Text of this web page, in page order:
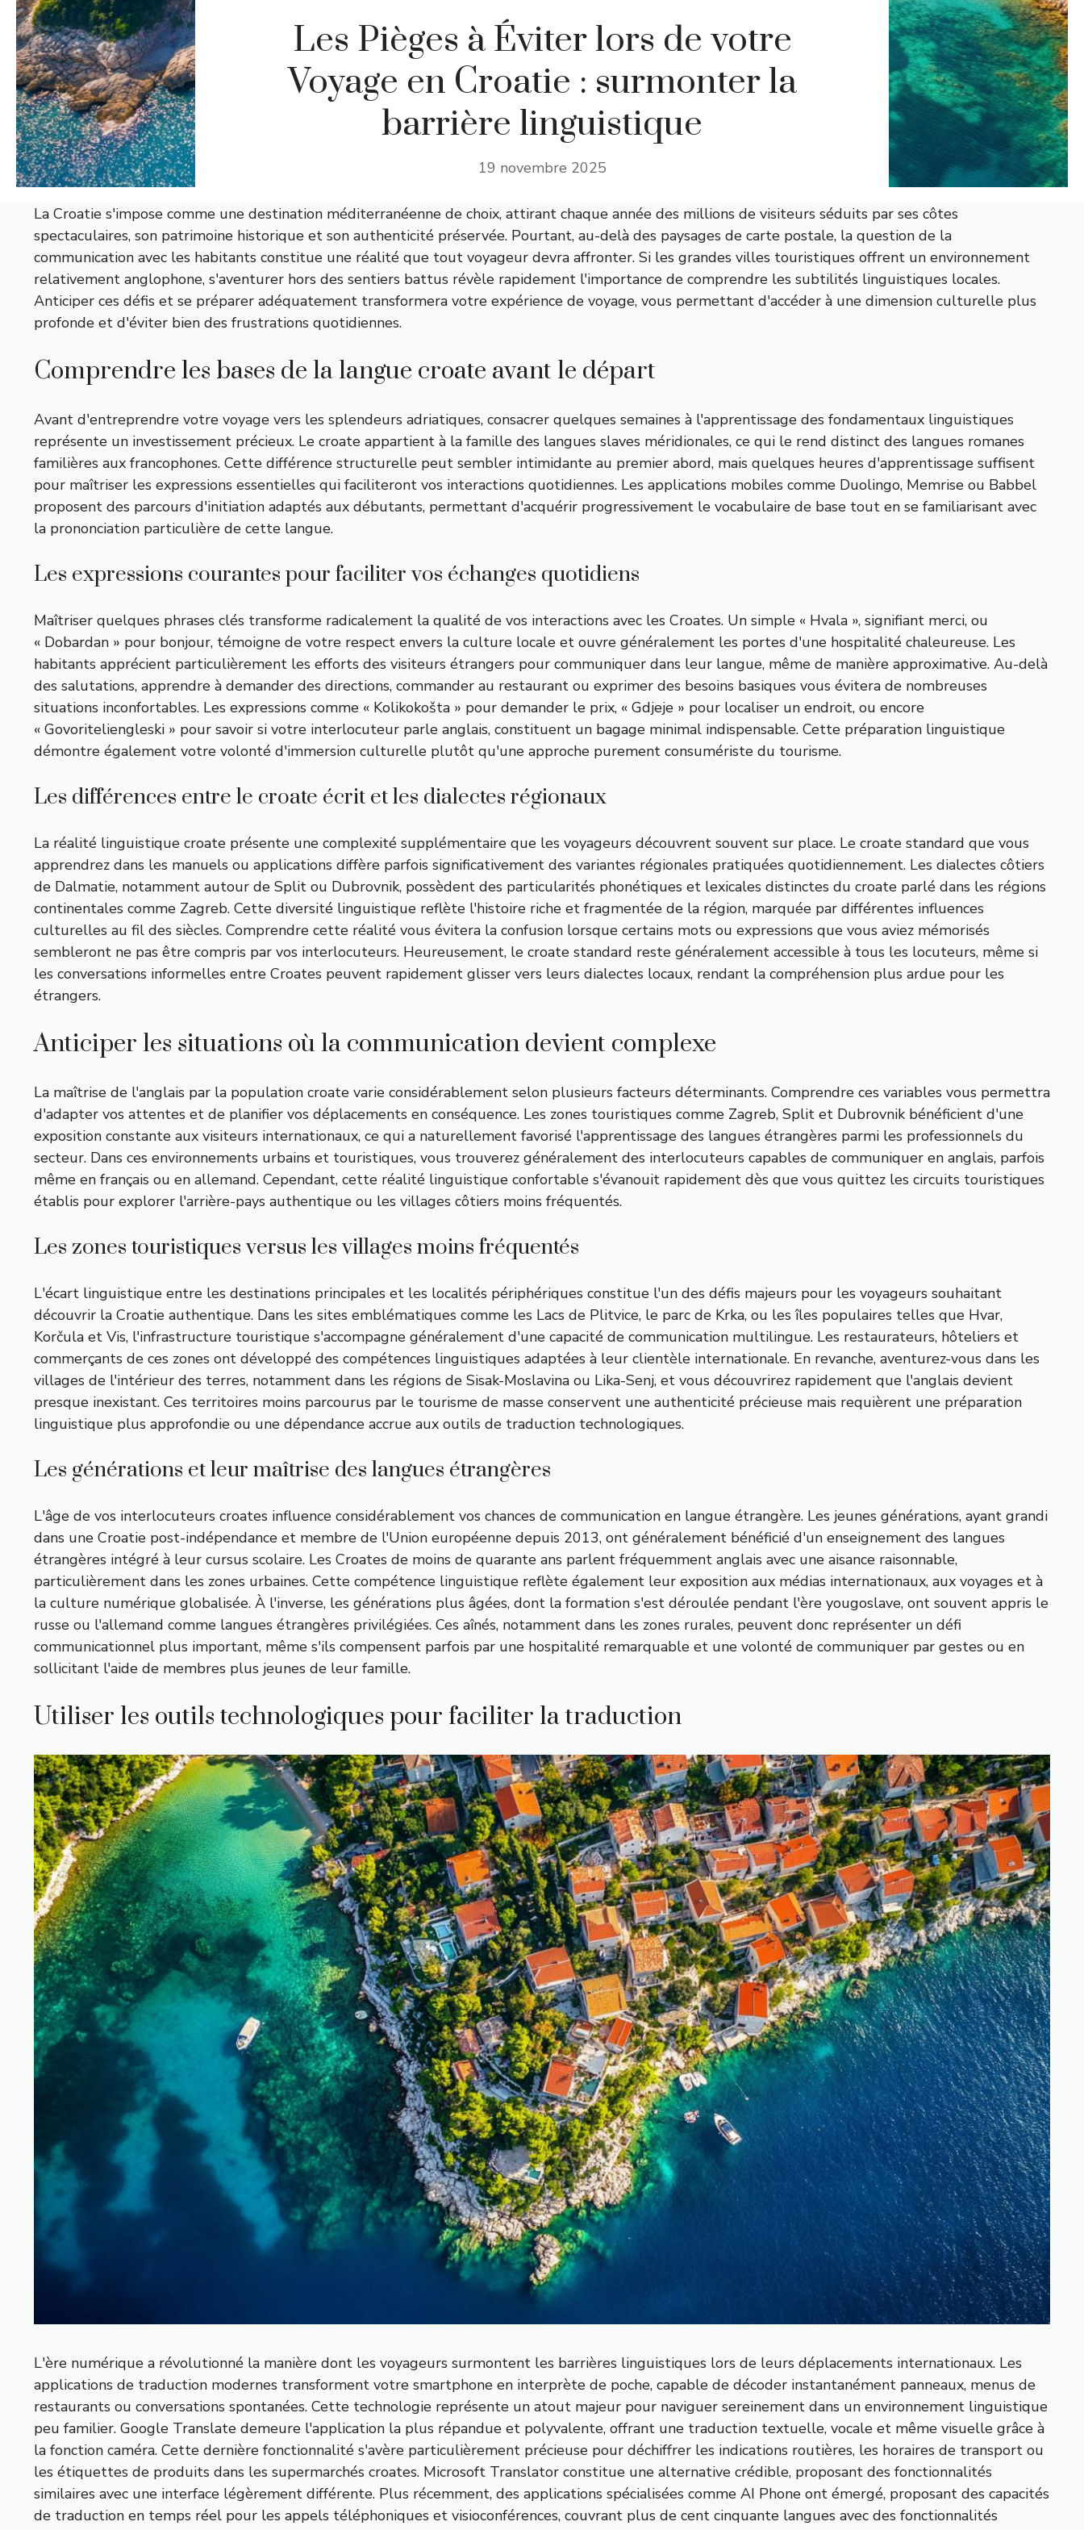
Les Pièges à Éviter lors de votre
Voyage en Croatie : surmonter la
barrière linguistique
19 novembre 2025
La Croatie s'impose comme une destination méditerranéenne de choix, attirant chaque année des millions de visiteurs séduits par ses côtes
spectaculaires, son patrimoine historique et son authenticité préservée. Pourtant, au-delà des paysages de carte postale, la question de la
communication avec les habitants constitue une réalité que tout voyageur devra affronter. Si les grandes villes touristiques offrent un environnement
relativement anglophone, s'aventurer hors des sentiers battus révèle rapidement l'importance de comprendre les subtilités linguistiques locales.
Anticiper ces défis et se préparer adéquatement transformera votre expérience de voyage, vous permettant d'accéder à une dimension culturelle plus
profonde et d'éviter bien des frustrations quotidiennes.
Comprendre les bases de la langue croate avant le départ
Avant d'entreprendre votre voyage vers les splendeurs adriatiques, consacrer quelques semaines à l'apprentissage des fondamentaux linguistiques
représente un investissement précieux. Le croate appartient à la famille des langues slaves méridionales, ce qui le rend distinct des langues romanes
familières aux francophones. Cette différence structurelle peut sembler intimidante au premier abord, mais quelques heures d'apprentissage suffisent
pour maîtriser les expressions essentielles qui faciliteront vos interactions quotidiennes. Les applications mobiles comme Duolingo, Memrise ou Babbel
proposent des parcours d'initiation adaptés aux débutants, permettant d'acquérir progressivement le vocabulaire de base tout en se familiarisant avec
la prononciation particulière de cette langue.
Les expressions courantes pour faciliter vos échanges quotidiens
Maîtriser quelques phrases clés transforme radicalement la qualité de vos interactions avec les Croates. Un simple « Hvala », signifiant merci, ou
« Dobardan » pour bonjour, témoigne de votre respect envers la culture locale et ouvre généralement les portes d'une hospitalité chaleureuse. Les
habitants apprécient particulièrement les efforts des visiteurs étrangers pour communiquer dans leur langue, même de manière approximative. Au-delà
des salutations, apprendre à demander des directions, commander au restaurant ou exprimer des besoins basiques vous évitera de nombreuses
situations inconfortables. Les expressions comme « Kolikokošta » pour demander le prix, « Gdjeje » pour localiser un endroit, ou encore
« Govoriteliengleski » pour savoir si votre interlocuteur parle anglais, constituent un bagage minimal indispensable. Cette préparation linguistique
démontre également votre volonté d'immersion culturelle plutôt qu'une approche purement consumériste du tourisme.
Les différences entre le croate écrit et les dialectes régionaux
La réalité linguistique croate présente une complexité supplémentaire que les voyageurs découvrent souvent sur place. Le croate standard que vous
apprendrez dans les manuels ou applications diffère parfois significativement des variantes régionales pratiquées quotidiennement. Les dialectes côtiers
de Dalmatie, notamment autour de Split ou Dubrovnik, possèdent des particularités phonétiques et lexicales distinctes du croate parlé dans les régions
continentales comme Zagreb. Cette diversité linguistique reflète l'histoire riche et fragmentée de la région, marquée par différentes influences
culturelles au fil des siècles. Comprendre cette réalité vous évitera la confusion lorsque certains mots ou expressions que vous aviez mémorisés
sembleront ne pas être compris par vos interlocuteurs. Heureusement, le croate standard reste généralement accessible à tous les locuteurs, même si
les conversations informelles entre Croates peuvent rapidement glisser vers leurs dialectes locaux, rendant la compréhension plus ardue pour les
étrangers.
Anticiper les situations où la communication devient complexe
La maîtrise de l'anglais par la population croate varie considérablement selon plusieurs facteurs déterminants. Comprendre ces variables vous permettra
d'adapter vos attentes et de planifier vos déplacements en conséquence. Les zones touristiques comme Zagreb, Split et Dubrovnik bénéficient d'une
exposition constante aux visiteurs internationaux, ce qui a naturellement favorisé l'apprentissage des langues étrangères parmi les professionnels du
secteur. Dans ces environnements urbains et touristiques, vous trouverez généralement des interlocuteurs capables de communiquer en anglais, parfois
même en français ou en allemand. Cependant, cette réalité linguistique confortable s'évanouit rapidement dès que vous quittez les circuits touristiques
établis pour explorer l'arrière-pays authentique ou les villages côtiers moins fréquentés.
Les zones touristiques versus les villages moins fréquentés
L'écart linguistique entre les destinations principales et les localités périphériques constitue l'un des défis majeurs pour les voyageurs souhaitant
découvrir la Croatie authentique. Dans les sites emblématiques comme les Lacs de Plitvice, le parc de Krka, ou les îles populaires telles que Hvar,
Korčula et Vis, l'infrastructure touristique s'accompagne généralement d'une capacité de communication multilingue. Les restaurateurs, hôteliers et
commerçants de ces zones ont développé des compétences linguistiques adaptées à leur clientèle internationale. En revanche, aventurez-vous dans les
villages de l'intérieur des terres, notamment dans les régions de Sisak-Moslavina ou Lika-Senj, et vous découvrirez rapidement que l'anglais devient
presque inexistant. Ces territoires moins parcourus par le tourisme de masse conservent une authenticité précieuse mais requièrent une préparation
linguistique plus approfondie ou une dépendance accrue aux outils de traduction technologiques.
Les générations et leur maîtrise des langues étrangères
L'âge de vos interlocuteurs croates influence considérablement vos chances de communication en langue étrangère. Les jeunes générations, ayant grandi
dans une Croatie post-indépendance et membre de l'Union européenne depuis 2013, ont généralement bénéficié d'un enseignement des langues
étrangères intégré à leur cursus scolaire. Les Croates de moins de quarante ans parlent fréquemment anglais avec une aisance raisonnable,
particulièrement dans les zones urbaines. Cette compétence linguistique reflète également leur exposition aux médias internationaux, aux voyages et à
la culture numérique globalisée. À l'inverse, les générations plus âgées, dont la formation s'est déroulée pendant l'ère yougoslave, ont souvent appris le
russe ou l'allemand comme langues étrangères privilégiées. Ces aînés, notamment dans les zones rurales, peuvent donc représenter un défi
communicationnel plus important, même s'ils compensent parfois par une hospitalité remarquable et une volonté de communiquer par gestes ou en
sollicitant l'aide de membres plus jeunes de leur famille.
Utiliser les outils technologiques pour faciliter la traduction
L'ère numérique a révolutionné la manière dont les voyageurs surmontent les barrières linguistiques lors de leurs déplacements internationaux. Les
applications de traduction modernes transforment votre smartphone en interprète de poche, capable de décoder instantanément panneaux, menus de
restaurants ou conversations spontanées. Cette technologie représente un atout majeur pour naviguer sereinement dans un environnement linguistique
peu familier. Google Translate demeure l'application la plus répandue et polyvalente, offrant une traduction textuelle, vocale et même visuelle grâce à
la fonction caméra. Cette dernière fonctionnalité s'avère particulièrement précieuse pour déchiffrer les indications routières, les horaires de transport ou
les étiquettes de produits dans les supermarchés croates. Microsoft Translator constitue une alternative crédible, proposant des fonctionnalités
similaires avec une interface légèrement différente. Plus récemment, des applications spécialisées comme AI Phone ont émergé, proposant des capacités
de traduction en temps réel pour les appels téléphoniques et visioconférences, couvrant plus de cent cinquante langues avec des fonctionnalités